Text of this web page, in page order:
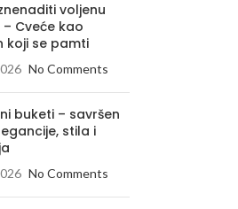
voljenu
Cveće kao
koji se pamti
No Comments
buketi – savršen
stila i
No Comments